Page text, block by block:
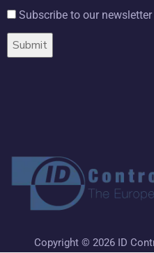
Subscribe to our newsletter
Copyright © 2026 ID